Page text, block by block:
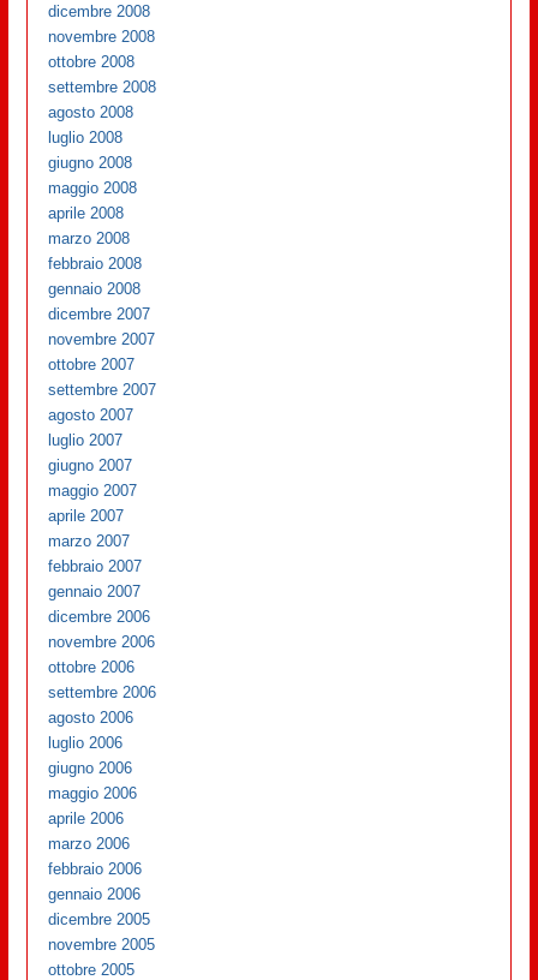
dicembre 2008
novembre 2008
ottobre 2008
settembre 2008
agosto 2008
luglio 2008
giugno 2008
maggio 2008
aprile 2008
marzo 2008
febbraio 2008
gennaio 2008
dicembre 2007
novembre 2007
ottobre 2007
settembre 2007
agosto 2007
luglio 2007
giugno 2007
maggio 2007
aprile 2007
marzo 2007
febbraio 2007
gennaio 2007
dicembre 2006
novembre 2006
ottobre 2006
settembre 2006
agosto 2006
luglio 2006
giugno 2006
maggio 2006
aprile 2006
marzo 2006
febbraio 2006
gennaio 2006
dicembre 2005
novembre 2005
ottobre 2005